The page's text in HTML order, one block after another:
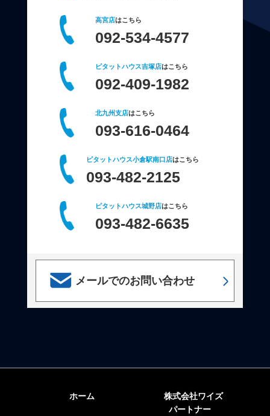
高宮店はこちら
092-534-4577
ピタットハウス吉塚店はこちら
092-409-1982
北九州支店はこちら
093-616-0464
ピタットハウス小倉駅南口店はこちら
093-482-2125
ピタットハウス城野店はこちら
093-482-6635
メールでのお問い合わせ
ホーム
株式会社ワイズ
パートナー